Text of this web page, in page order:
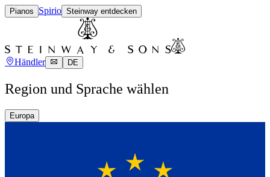
Pianos Spirio Steinway entdecken
Händler DE
Region und Sprache wählen
Europa